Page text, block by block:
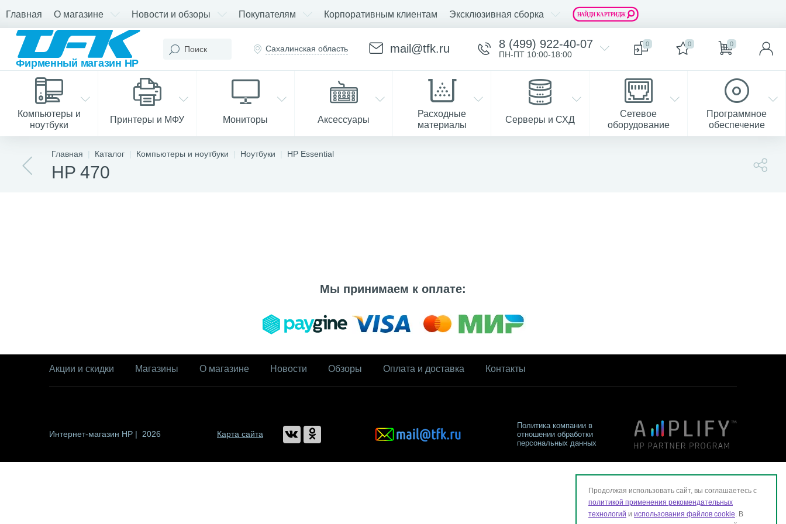
Главная О магазине Новости и обзоры Покупателям Корпоративным клиентам Эксклюзивная сборка
Сахалинская область mail@tfk.ru 8 (499) 922-40-07
ПН-ПТ 10:00-18:00
0 0 0
Компьютеры и
ноутбуки
Принтеры и МФУ Мониторы Аксессуары
Расходные
материалы
Серверы и СХД
Сетевое
оборудование
Программное
обеспечение
Главная Каталог Компьютеры и ноутбуки Ноутбуки HP Essential
HP 470
Мы принимаем к оплате:
Акции и скидки Магазины О магазине Новости Обзоры Оплата и доставка Контакты
Интернет-магазин HP | 2026 Карта сайта
Политика компании в
отношении обработки
персональных данных
Продолжая использовать сайт, вы соглашаетесь с
политикой применения рекомендательных
технологий и использования файлов cookie. В